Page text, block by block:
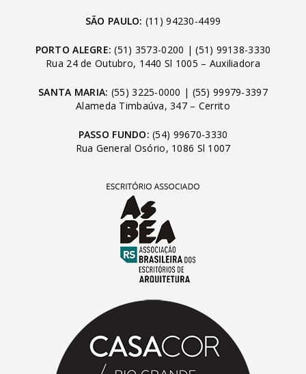
SÃO PAULO: (11) 94230-4499
PORTO ALEGRE: (51) 3573-0200 |(51) 99138-3330
Rua 24 de Outubro, 1440 Sl 1005 – Auxiliadora
SANTA MARIA: (55) 3225-0000 | (55) 99979-3397
Alameda Timbaúva, 347 – Cerrito
PASSO FUNDO: (54) 99670-3330
Rua General Osório, 1086 Sl 1007